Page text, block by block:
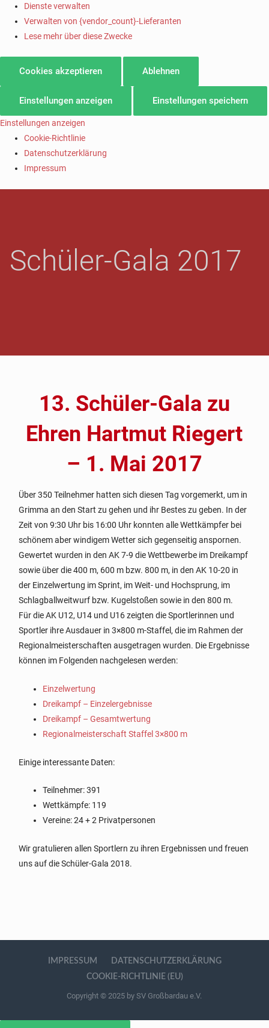
Dienste verwalten
Verwalten von {vendor_count}-Lieferanten
Lese mehr über diese Zwecke
Cookies akzeptieren Ablehnen
Einstellungen anzeigen Einstellungen speichern
Einstellungen anzeigen
Cookie-Richtlinie
Datenschutzerklärung
Impressum
BT. L
Schüler-Gala 2017
13. Schüler-Gala zu
Ehren Hartmut Riegert
– 1. Mai 2017
Über 350 Teilnehmer hatten sich diesen Tag vorgemerkt, um in
Grimma an den Start zu gehen und ihr Bestes zu geben. In der
Zeit von 9:30 Uhr bis 16:00 Uhr konnten alle Wettkämpfer bei
schönem aber windigem Wetter sich gegenseitig anspornen.
Gewertet wurden in den AK 7-9 die Wettbewerbe im Dreikampf
sowie über die 400 m, 600 m bzw. 800 m, in den AK 10-20 in
der Einzelwertung im Sprint, im Weit- und Hochsprung, im
Schlagballweitwurf bzw. Kugelstoßen sowie in den 800 m.
Für die AK U12, U14 und U16 zeigten die Sportlerinnen und
Sportler ihre Ausdauer in 3×800 m-Staffel, die im Rahmen der
Regionalmeisterschaften ausgetragen wurden. Die Ergebnisse
können im Folgenden nachgelesen werden:
Einzelwertung
Dreikampf – Einzelergebnisse
Dreikampf – Gesamtwertung
Regionalmeisterschaft Staffel 3×800 m
Einige interessante Daten:
Teilnehmer: 391
Wettkämpfe: 119
Vereine: 24 + 2 Privatpersonen
Wir gratulieren allen Sportlern zu ihren Ergebnissen und freuen
uns auf die Schüler-Gala 2018.
IMPRESSUM
DATENSCHUTZERKLÄRUNG
COOKIE-RICHTLINIE (EU)
Copyright © 2025 by SV Großbardau e.V.